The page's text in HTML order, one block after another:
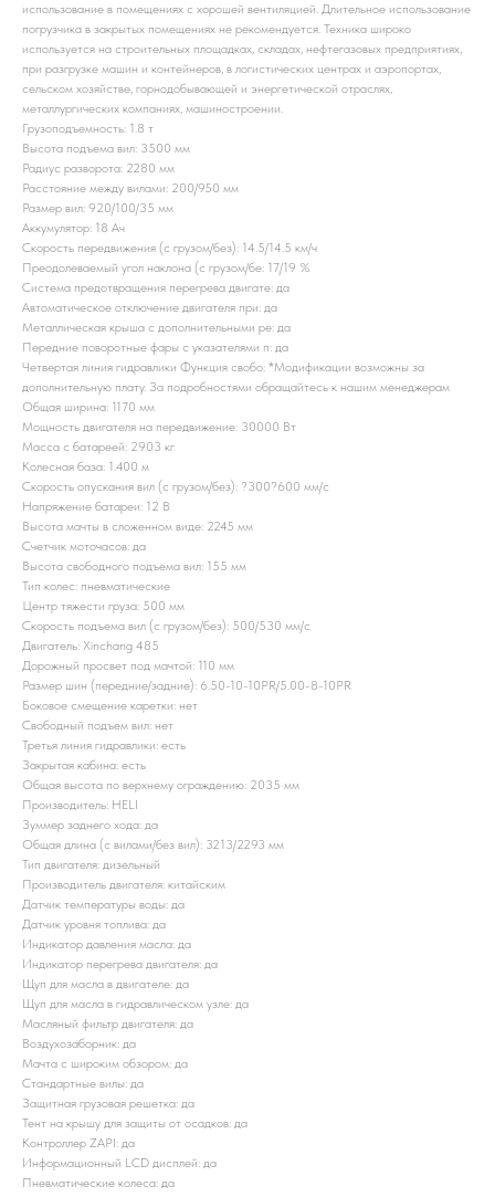
использование в помещениях с хорошей вентиляцией. Длительное использование
погрузчика в закрытых помещениях не рекомендуется. Техника широко
используется на строительных площадках, складах, нефтегазовых предприятиях,
при разгрузке машин и контейнеров, в логистических центрах и аэропортах,
сельском хозяйстве, горнодобывающей и энергетической отраслях,
металлургических компаниях, машиностроении.
Грузоподъемность: 1.8 т
Высота подъема вил: 3500 мм
Радиус разворота: 2280 мм
Расстояние между вилами: 200/950 мм
Размер вил: 920/100/35 мм
Аккумулятор: 18 Ач
Скорость передвижения (с грузом/без): 14.5/14.5 км/ч
Преодолеваемый угол наклона (с грузом/бе: 17/19 %
Система предотвращения перегрева двигате: да
Автоматическое отключение двигателя при: да
Металлическая крыша с дополнительными ре: да
Передние поворотные фары с указателями п: да
Четвертая линия гидравлики Функция свобо: *Модификации возможны за
дополнительную плату. За подробностями обращайтесь к нашим менеджерам
Общая ширина: 1170 мм
Мощность двигателя на передвижение: 30000 Вт
Масса с батареей: 2903 кг
Колесная база: 1.400 м
Скорость опускания вил (с грузом/без): ?300?600 мм/с
Напряжение батареи: 12 B
Высота мачты в сложенном виде: 2245 мм
Счетчик моточасов: да
Высота свободного подъема вил: 155 мм
Тип колес: пневматические
Центр тяжести груза: 500 мм
Скорость подъема вил (с грузом/без): 500/530 мм/с
Двигатель: Xinchang 485
Дорожный просвет под мачтой: 110 мм
Размер шин (передние/задние): 6.50-10-10PR/5.00-8-10PR
Боковое смещение каретки: нет
Свободный подъем вил: нет
Третья линия гидравлики: есть
Закрытая кабина: есть
Общая высота по верхнему ограждению: 2035 мм
Производитель: HELI
Зуммер заднего хода: да
Общая длина (с вилами/без вил): 3213/2293 мм
Тип двигателя: дизельный
Производитель двигателя: китайским
Датчик температуры воды: да
Датчик уровня топлива: да
Индикатор давления масла: да
Индикатор перегрева двигателя: да
Щуп для масла в двигателе: да
Щуп для масла в гидравлическом узле: да
Масляный фильтр двигателя: да
Воздухозаборник: да
Мачта с широким обзором: да
Стандартные вилы: да
Защитная грузовая решетка: да
Тент на крышу для защиты от осадков: да
Контроллер ZAPI: да
Информационный LCD дисплей: да
Пневматические колеса: да